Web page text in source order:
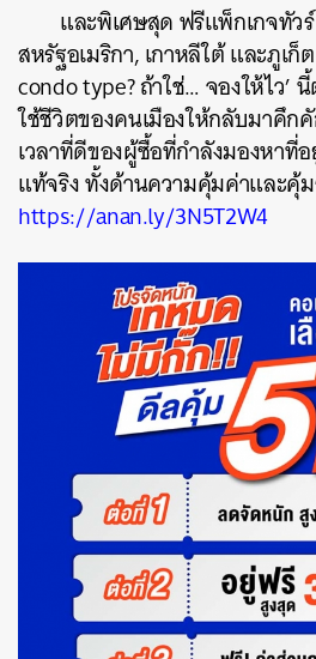
และพิเศษสุด ฟรีแพ็กเกจทัว
สหรัฐอเมริกา, เกาหลีใต้ และภูเ
condo type? ถ้าใช่… จองให้ไว’
ใช้ชีวิตของคนเมืองให้กลับมาคึก
เวลาที่ดีของผู้ซื้อที่กำลังมองหาที่
แท้จริง ทั้งด้านความคุ้มค่าและคุ้
https://anan.ly/3N5T2W4